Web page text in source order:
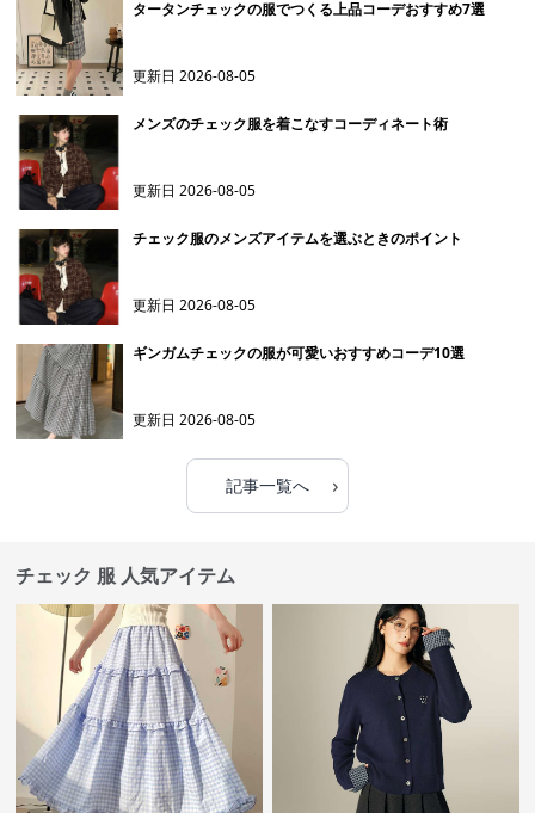
タータンチェックの服でつくる上品コーデおすすめ7選
更新日2026-08-05
メンズのチェック服を着こなすコーディネート術
更新日2026-08-05
チェック服のメンズアイテムを選ぶときのポイント
更新日2026-08-05
ギンガムチェックの服が可愛いおすすめコーデ10選
更新日2026-08-05
記事一覧へ ›
チェック 服 人気アイテム